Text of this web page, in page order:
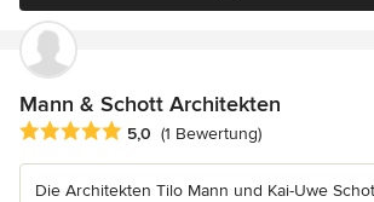
Mann & Schott Architekten
Durchschnittliche Bewertung: 5 von 5
5,0 (1 Bewertung)
Die Architekten Tilo Mann und Kai-Uwe